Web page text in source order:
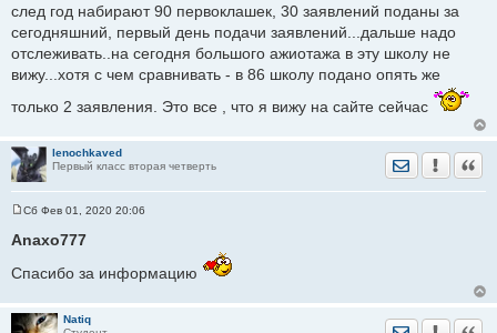
след год набирают 90 первоклашек, 30 заявлений поданы за
сегодняшний, первый день подачи заявлений...дальше надо
отслеживать..на сегодня большого ажиотажа в эту школу не
вижу...хотя с чем сравнивать - в 86 школу подано опять же
только 2 заявления. Это все , что я вижу на сайте сейчас
lenochkaved
Первый класс вторая четверть
Отправить
о
щ
н
и
е
Сб Фев 01, 2020 20:06
Anaxo777
Спасибо за информацию
Natiq